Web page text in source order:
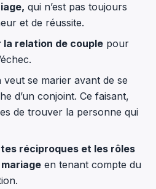
qui n’est pas toujours
et de réussite.
relation de couple pour
se marier avant de se
d’un conjoint. Ce faisant,
de trouver la personne qui
réciproques et les rôles
en tenant compte du